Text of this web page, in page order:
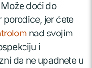
doći do
porodice, jer ćete
nad svojim
i
da ne upadnete u